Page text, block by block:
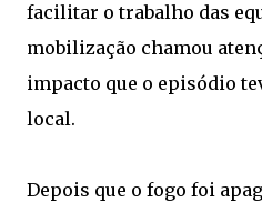
facilitar o trabalho das
mobilização chamou
impacto que o episódio
local.
Depois que o fogo foi